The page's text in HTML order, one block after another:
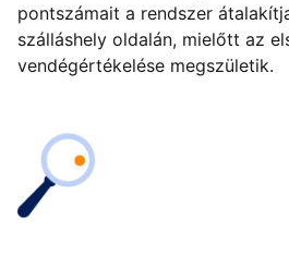
pontszámait a rendszer
szálláshely oldalán, mielőtt az
vendégértékelése megszületik.